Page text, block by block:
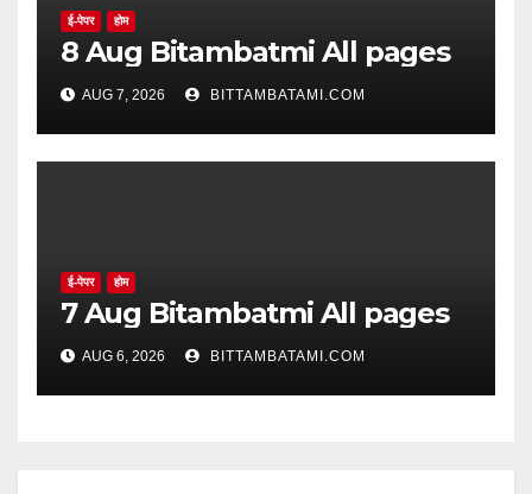
ई-पेपर होम
8 Aug Bitambatmi All pages
AUG 7, 2026 BITTAMBATAMI.COM
ई-पेपर होम
7 Aug Bitambatmi All pages
AUG 6, 2026 BITTAMBATAMI.COM